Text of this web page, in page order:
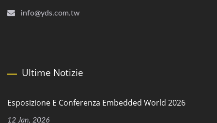
info@yds.com.tw
Ultime Notizie
Esposizione E Conferenza Embedded World 2026
12 Jan, 2026